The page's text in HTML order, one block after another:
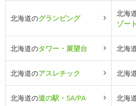
北海道のグランピング
北海
ゾー
北海道のタワー・展望台 北海
北海道のアスレチック 北海
北海道の道の駅・SA/PA 北海